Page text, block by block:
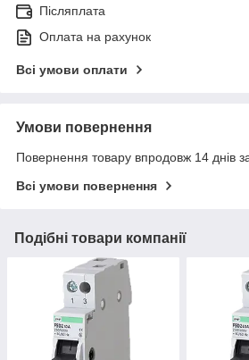
Післяплата
Оплата на рахунок
Всі умови оплати
Умови повернення
Повернення товару впродовж 14 днів
Всі умови повернення
Подібні товари компанії